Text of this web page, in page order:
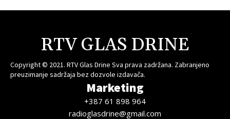
RTV GLAS DRINE
Copyright © 2021. RTV Glas Drine Sva prava zadržana. Zabranjeno
preuzimanje sadržaja bez dozvole izdavača.
Marketing
+387 61 898 964
radioglasdrine@gmail.com